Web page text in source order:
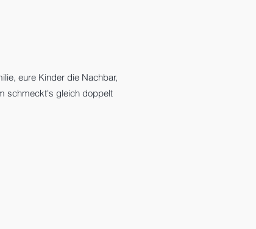
eure Kinder die Nachbar,
schmeckt's gleich doppelt